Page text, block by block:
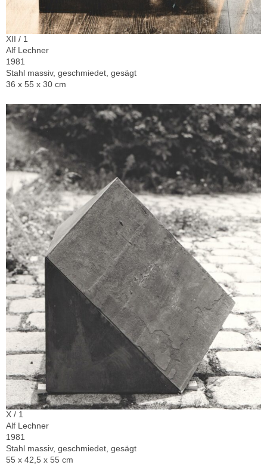
XII / 1
Alf Lechner
1981
Stahl massiv, geschmiedet, gesägt
36 x 55 x 30 cm
X / 1
Alf Lechner
1981
Stahl massiv, geschmiedet, gesägt
55 x 42,5 x 55 cm